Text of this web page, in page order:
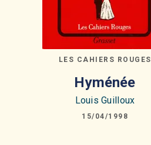
LES CAHIERS ROUGES
Hyménée
Louis Guilloux
15/04/1998